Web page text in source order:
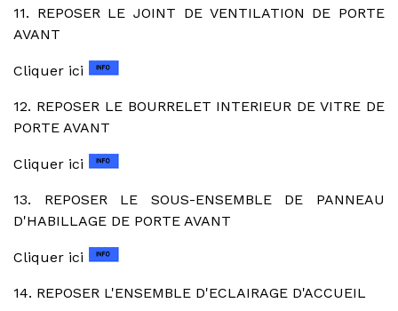
11. REPOSER LE JOINT DE VENTILATION DE PORTE
AVANT
Cliquer ici
12. REPOSER LE BOURRELET INTERIEUR DE VITRE DE
PORTE AVANT
Cliquer ici
13. REPOSER LE SOUS-ENSEMBLE DE PANNEAU
D'HABILLAGE DE PORTE AVANT
Cliquer ici
14. REPOSER L'ENSEMBLE D'ECLAIRAGE D'ACCUEIL